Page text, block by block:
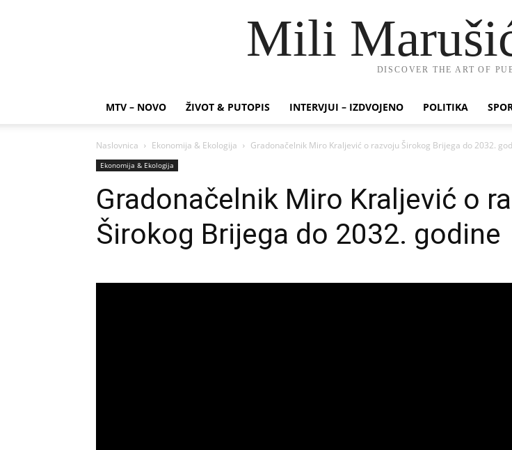
Mili
DISCOVER THE ART OF
MTV – NOVO ŽIVOT & PUTOPIS INTERVJUI – IZDVOJENO POLITIKA
Naslovnica Ekonomija & Ekologija Gradonačelnik Miro Kraljević o razvoju Širokog Brijega do 2032.
Ekonomija & Ekologija
Gradonačelnik Miro Kraljević o
Širokog Brijega do 2032. godine